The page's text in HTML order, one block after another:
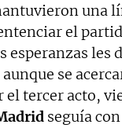
una
el
esperanzas les
se
el tercer acto,
seguía